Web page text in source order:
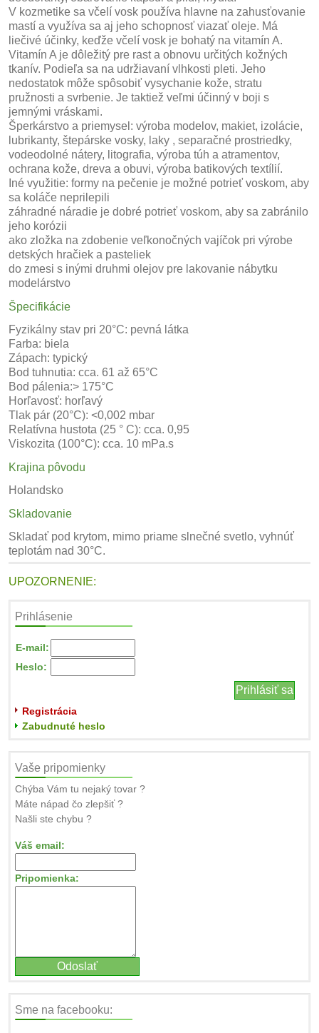
V kozmetike sa včelí vosk používa hlavne na zahusťovanie
mastí a využíva sa aj jeho schopnosť viazať oleje. Má
liečivé účinky, keďže včelí vosk je bohatý na vitamín A.
Vitamín A je dôležitý pre rast a obnovu určitých kožných
tkanív. Podieľa sa na udržiavaní vlhkosti pleti. Jeho
nedostatok môže spôsobiť vysychanie kože, stratu
pružnosti a svrbenie. Je taktiež veľmi účinný v boji s
jemnými vráskami.
Šperkárstvo a priemysel: výroba modelov, makiet, izolácie,
lubrikanty, štepárske vosky, laky , separačné prostriedky,
vodeodolné nátery, litografia, výroba túh a atramentov,
ochrana kože, dreva a obuvi, výroba batikových textílií.
Iné využitie: formy na pečenie je možné potrieť voskom, aby
sa koláče neprilepili
záhradné náradie je dobré potrieť voskom, aby sa zabránilo
jeho korózii
ako zložka na zdobenie veľkonočných vajíčok pri výrobe
detských hračiek a pasteliek
do zmesi s inými druhmi olejov pre lakovanie nábytku
modelárstvo
Špecifikácie
Fyzikálny stav pri 20°C: pevná látka
Farba: biela
Zápach: typický
Bod tuhnutia: cca. 61 až 65°C
Bod pálenia:> 175°C
Horľavosť: horľavý
Tlak pár (20°C): <0,002 mbar
Relatívna hustota (25 ° C): cca. 0,95
Viskozita (100°C): cca. 10 mPa.s
Krajina pôvodu
Holandsko
Skladovanie
Skladať pod krytom, mimo priame slnečné svetlo, vyhnúť
teplotám nad 30°C.
UPOZORNENIE:
Prihlásenie
E-mail:
Heslo:
Registrácia
Zabudnuté heslo
Vaše pripomienky
Chýba Vám tu nejaký tovar ?
Máte nápad čo zlepšiť ?
Našli ste chybu ?
Váš email:
Pripomienka:
Sme na facebooku: